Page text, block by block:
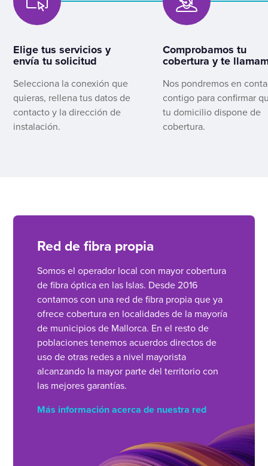
Elige tus servicios y
envía tu solicitud
Selecciona la conexión que
quieras, rellena tus datos de
contacto y la dirección de
instalación.
Comprobamos tu
cobertura y te
Nos pondremos en
contigo para confirmar
tu domicilio dispone de
cobertura.
Red de fibra propia
Somos el operador local con mayor cobertura
de fibra óptica en las Islas. Desde 2016
contamos con una red de fibra propia que ya
ofrece cobertura en localidades de la mayoría
de municipios de Mallorca. En el resto de
poblaciones tenemos acuerdos directos de
uso de otras redes a nivel mayorista
alcanzando la mayor parte del territorio con
las mejores garantías.
Más información acerca de nuestra red